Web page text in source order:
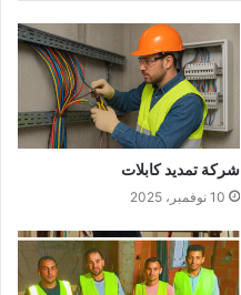
شركة تمديد كابلات
10 نوفمبر، 2025